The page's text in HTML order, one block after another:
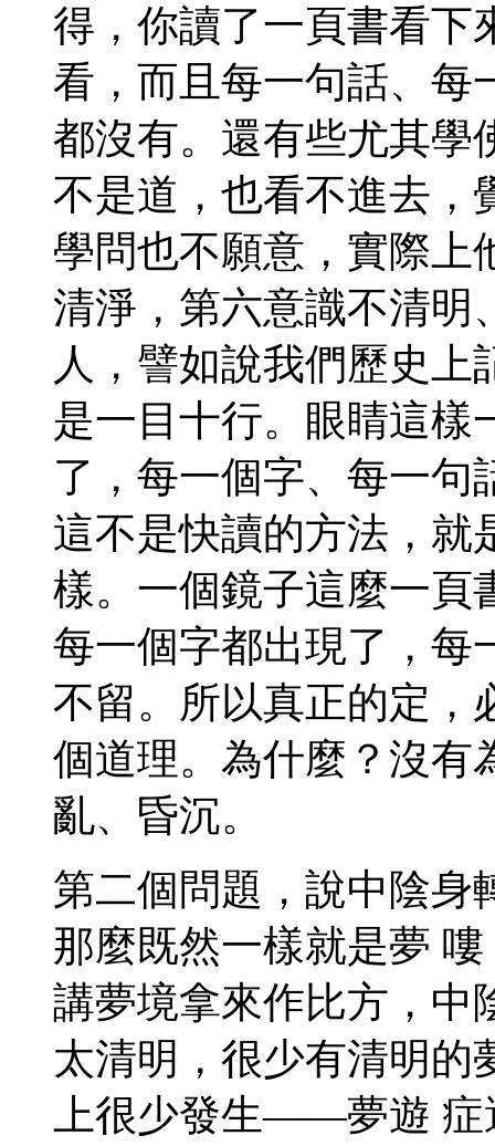
得，你讀了一頁書看下
看，而且每一句話、每
都沒有。還有些尤其學
不是道，也看不進去，
學問也不願意，實際上
清淨，第六意識不清明
人，譬如說我們歷史
是一目十行。眼睛這樣
了，每一個字、每一句
這不是快讀的方法，就
樣。一個鏡子這麼一頁
每一個字都出現了，每
不留。所以真正的定，
個道理。為什麼？沒有
亂、昏沉。
第二個問題，說中陰身
那麼既然一樣就是夢
講夢境拿來作比方，中
太清明，很少有清明的
上很少發生——夢遊 症